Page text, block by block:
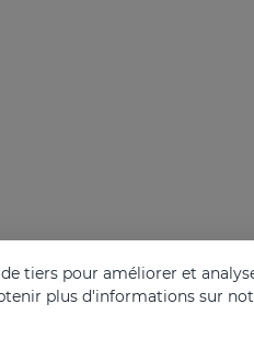
tiers pour améliorer et
plus d'informations sur